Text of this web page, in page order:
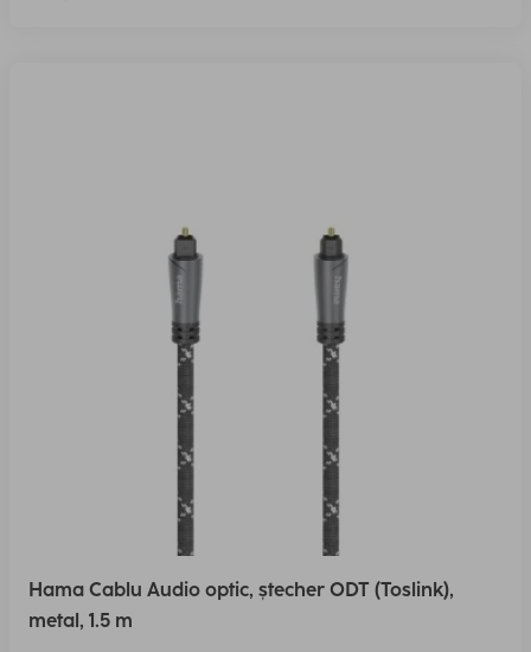
Hama Cablu Audio optic, ștecher ODT (Toslink),
metal, 1.5 m